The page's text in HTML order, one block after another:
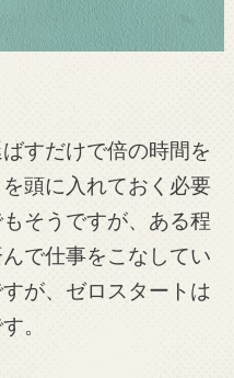
すだけで倍の時間を
頭に入れておく必要
そうですが、ある程
で仕事をこなしてい
が、ゼロスタートは
。